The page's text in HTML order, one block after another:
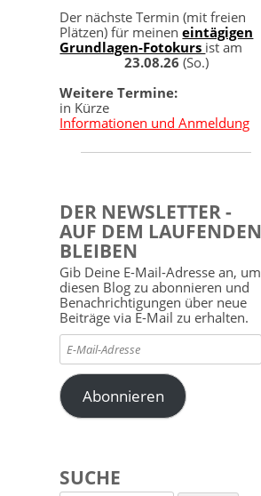
Der nächste Termin (mit freien
Plätzen) für meineneintägigen
Grundlagen-Fotokurs ist am
23.08.26 (So.)
Weitere Termine:
in Kürze
Informationen und Anmeldung
DER NEWSLETTER -
AUF DEM LAUFENDEN
BLEIBEN
Gib Deine E-Mail-Adresse an, um
diesen Blog zu abonnieren und
Benachrichtigungen über neue
Beiträge via E-Mail zu erhalten.
E-
Mail-
Adresse
Abonnieren
SUCHE